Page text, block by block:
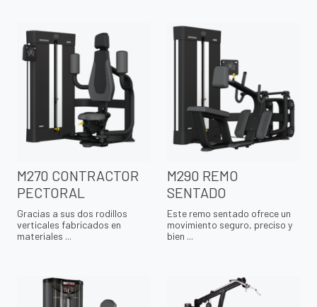
M270 CONTRACTOR
PECTORAL
Gracias a sus dos rodillos
verticales fabricados en
materiales ...
M290 REMO
SENTADO
Este remo sentado ofrece un
movimiento seguro, preciso y
bien ...